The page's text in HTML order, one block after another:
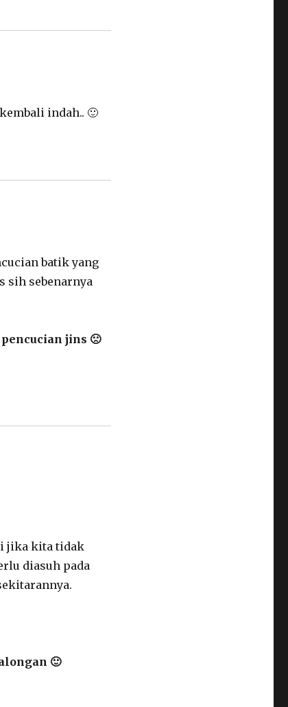
indah.. 🙂
batik yang
sih sebenarnya
jins 🙁
jika kita tidak
diasuh pada
🙂